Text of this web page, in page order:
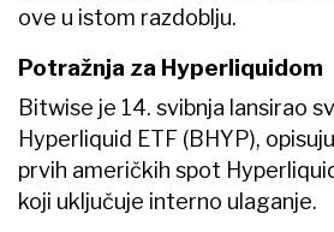
ove u istom razdoblju.
Potražnja za Hyperliquidom
Bitwise je 14. svibnja lansirao
Hyperliquid ETF (BHYP),
prvih američkih spot
koji uključuje interno ulaganje.